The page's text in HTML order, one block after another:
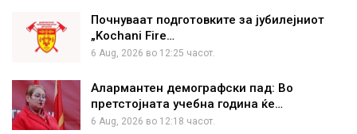
Почнуваат подготовките за јубилејниот
„Kochani Fire…
6 Aug, 2026 во 12:25 часот.
Алармантен демографски пад: Во
претстојната учебна година ќе…
6 Aug, 2026 во 12:18 часот.